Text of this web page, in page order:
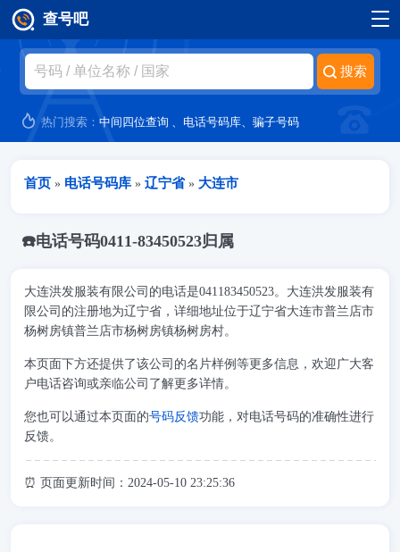
跳转到主要内容
查号吧
热门搜索：中间四位查询 、 电话号码库、骗子号码
当前位置
首页 » 电话号码库 » 辽宁省 » 大连市
☎️电话号码0411-83450523归属
大连洪发服装有限公司的电话是041183450523。大连洪发服装有
限公司的注册地为辽宁省，详细地址位于辽宁省大连市普兰店市
杨树房镇普兰店市杨树房镇杨树房村。
本页面下方还提供了该公司的名片样例等更多信息，欢迎广大客
户电话咨询或亲临公司了解更多详情。
您也可以通过本页面的号码反馈功能，对电话号码的准确性进行
反馈。
⏰ 页面更新时间：2024-05-10 23:25:36